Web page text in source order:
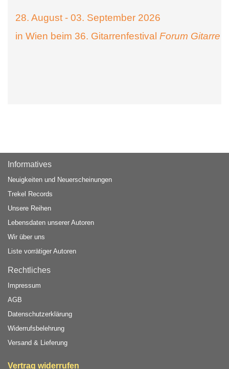
28. August - 03. September 2026
in Wien beim 36. Gitarrenfestival Forum Gitarre
Informatives
Neuigkeiten und Neuerscheinungen
Trekel Records
Unsere Reihen
Lebensdaten unserer Autoren
Wir über uns
Liste vorrätiger Autoren
Rechtliches
Impressum
AGB
Datenschutzerklärung
Widerrufsbelehrung
Versand & Lieferung
Vertrag widerrufen